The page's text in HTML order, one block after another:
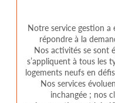
Notre service gestion a
répondre à la
Nos activités se sont
s’appliquent à tous les
logements neufs en
Nos services
inchangée ; nos